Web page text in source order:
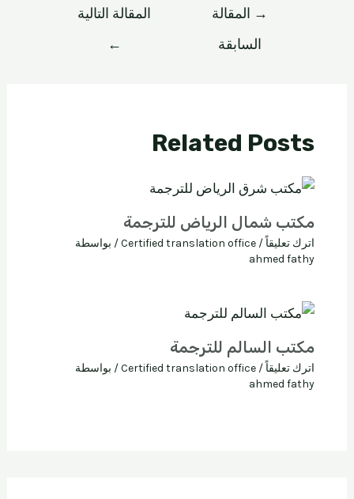
→ المقالة
السابقة
المقالة التالية
←
Related Posts
مكتب شمال الرياض للترجمة
اترك تعليقاً /
Certified translation office/ بواسطة
ahmed fathy
مكتب السالم للترجمة
اترك تعليقاً /
Certified translation office/ بواسطة
ahmed fathy